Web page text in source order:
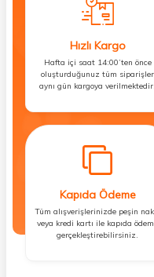
Hızlı Kargo
Hafta içi saat 14:00’ten önce
oluşturduğunuz tüm siparişler
aynı gün kargoya verilmektedir.
Kapıda Ödeme
Tüm alışverişlerinizde peşin
veya kredi kartı ile kapıda
gerçekleştirebilirsiniz.